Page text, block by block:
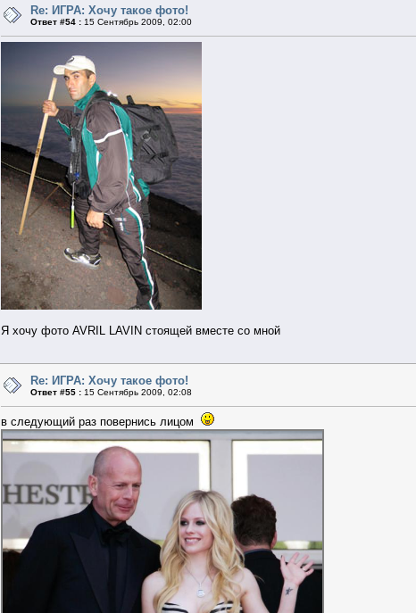
Re: ИГРА: Хочу такое фото!
Ответ #54 : 15 Сентябрь 2009, 02:00
Я хочу фото AVRIL LAVIN стоящей вместе со мной
Re: ИГРА: Хочу такое фото!
Ответ #55 : 15 Сентябрь 2009, 02:08
в следующий раз повернись лицом